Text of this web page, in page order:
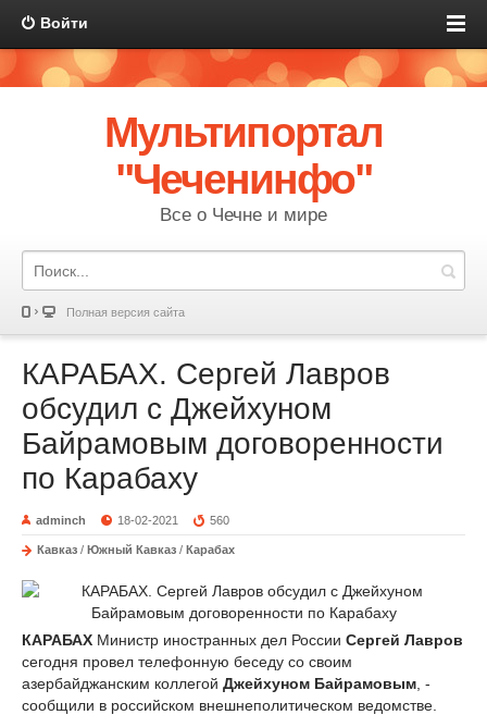
Войти
Мультипортал
"Чеченинфо"
Все о Чечне и мире
Полная версия сайта
КАРАБАХ. Сергей Лавров
обсудил с Джейхуном
Байрамовым договоренности
по Карабаху
adminch 18-02-2021 560
Кавказ / Южный Кавказ / Карабах
КАРАБАХ Министр иностранных дел России Сергей Лавров
сегодня провел телефонную беседу со своим
азербайджанским коллегой Джейхуном Байрамовым , -
сообщили в российском внешнеполитическом ведомстве.